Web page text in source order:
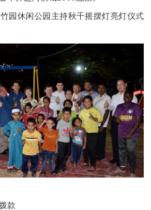
园休闲公园主持秋千摇摆灯亮灯仪式
款